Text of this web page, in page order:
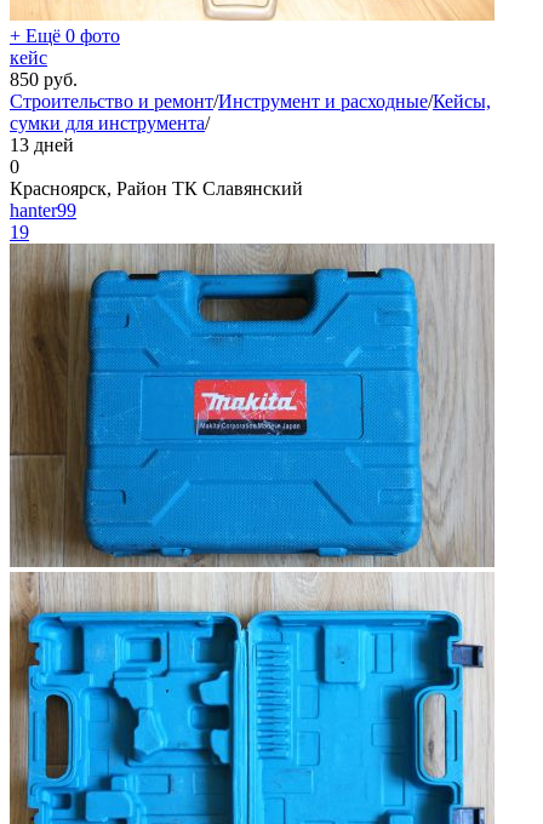
+ Ещё 0 фото
кейс
850 руб.
Строительство и ремонт/Инструмент и расходные/Кейсы,
сумки для инструмента/
13 дней
0
Красноярск, Район ТК Славянский
hanter99
19